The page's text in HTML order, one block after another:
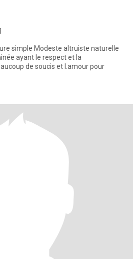
simple Modeste altruiste naturelle
ayant le respect et la
de soucis et l.amour pour